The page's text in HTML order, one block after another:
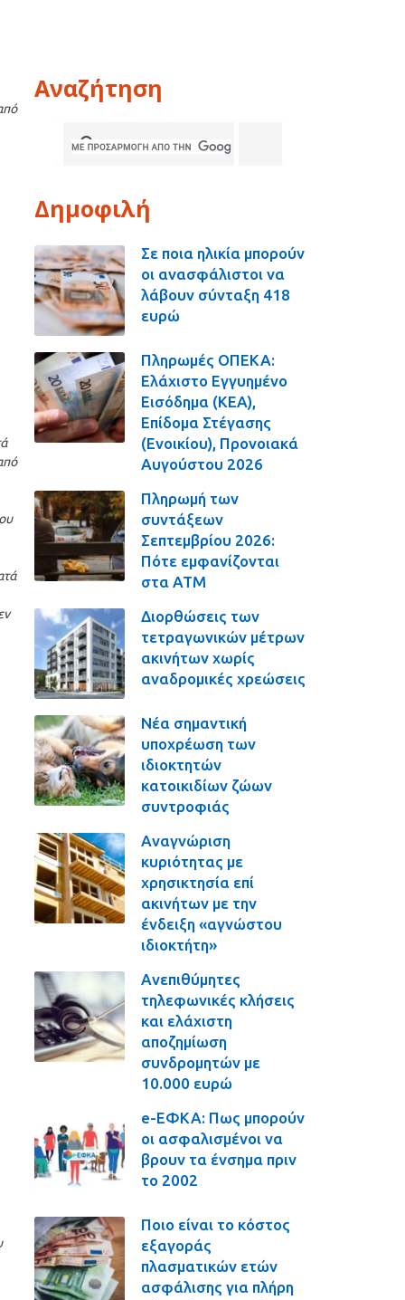
Αναζήτηση
Δημοφιλή
Σε ποια ηλικία μπορούν
οι ανασφάλιστοι να
λάβουν σύνταξη 418
ευρώ
Πληρωμές ΟΠΕΚΑ:
Ελάχιστο Εγγυημένο
Εισόδημα (ΚΕΑ),
Επίδομα Στέγασης
(Ενοικίου), Προνοιακά
Αυγούστου 2026
Πληρωμή των
συντάξεων
Σεπτεμβρίου 2026:
Πότε εμφανίζονται
στα ΑΤΜ
Διορθώσεις των
τετραγωνικών μέτρων
ακινήτων χωρίς
αναδρομικές χρεώσεις
Νέα σημαντική
υποχρέωση των
ιδιοκτητών
κατοικιδίων ζώων
συντροφιάς
Αναγνώριση
κυριότητας με
χρησικτησία επί
ακινήτων με την
ένδειξη «αγνώστου
ιδιοκτήτη»
Ανεπιθύμητες
τηλεφωνικές κλήσεις
και ελάχιστη
αποζημίωση
συνδρομητών με
10.000 ευρώ
e-ΕΦΚΑ: Πως μπορούν
οι ασφαλισμένοι να
βρουν τα ένσημα πριν
το 2002
Ποιο είναι το κόστος
εξαγοράς
πλασματικών ετών
ασφάλισης για πλήρη